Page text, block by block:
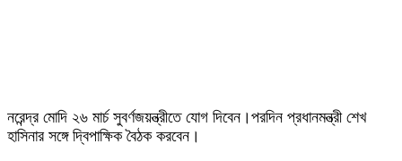
নরেন্দ্র মোদি ২৬ মার্চ সুবর্ণজয়ন্ত্রীতে যোগ দিবেন।পরদিন প্রধানমন্ত্রী শেখ
হাসিনার সঙ্গে দ্বিপাক্ষিক বৈঠক করবেন।